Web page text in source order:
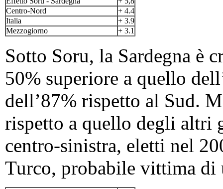
Centro-Nord
+ 4.4
Italia
+ 3.9
Mezzogiorno
+ 3.1
Sotto Soru, la Sardegna è
50% superiore a quello
dell’87% rispetto al Sud.
rispetto a quello degli altri
centro-sinistra, eletti nel
Turco, probabile vittima